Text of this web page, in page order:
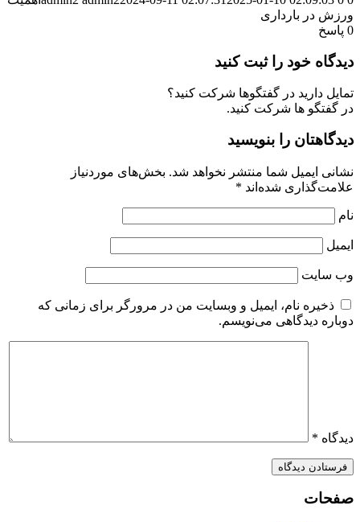
ورزش در بارداری
0 پاسخ
دیدگاه خود را ثبت کنید
تمایل دارید در گفتگوها شرکت کنید؟
در گفتگو ها شرکت کنید.
دیدگاهتان را بنویسید
نشانی ایمیل شما منتشر نخواهد شد. بخش‌های موردنیاز
علامت‌گذاری شده‌اند *
نام
ایمیل
وب‌ سایت
ذخیره نام، ایمیل و وبسایت من در مرورگر برای زمانی که
دوباره دیدگاهی می‌نویسم.
دیدگاه *
صفحات